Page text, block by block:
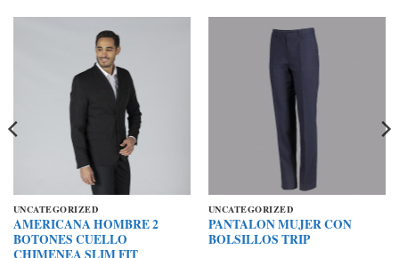
UNCATEGORIZED
AMERICANA HOMBRE 2
BOTONES CUELLO
UNCATEGORIZED
PANTALON MUJER CON
BOLSILLOS TRIP